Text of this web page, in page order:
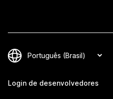
Login de desenvolvedores